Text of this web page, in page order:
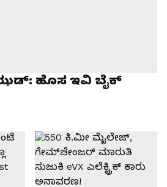
ಹೊಸ ಇವಿ ಬೈಕ್